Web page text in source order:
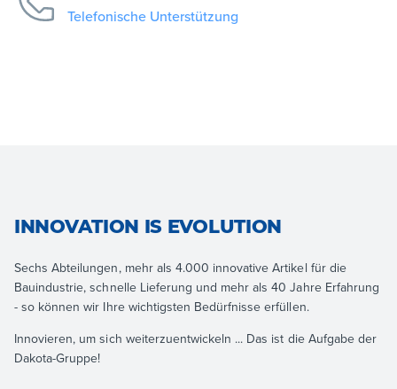
Telefonische Unterstützung
INNOVATION IS EVOLUTION
Sechs Abteilungen, mehr als 4.000 innovative Artikel für die
Bauindustrie, schnelle Lieferung und mehr als 40 Jahre Erfahrung
- so können wir Ihre wichtigsten Bedürfnisse erfüllen.
Innovieren, um sich weiterzuentwickeln ... Das ist die Aufgabe der
Dakota-Gruppe!